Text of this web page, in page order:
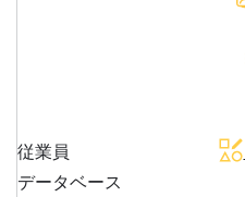
従業員
データベース